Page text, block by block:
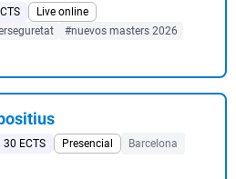
Live online
#nuevos masters 2026
30 ECTS Presencial
Barcelona